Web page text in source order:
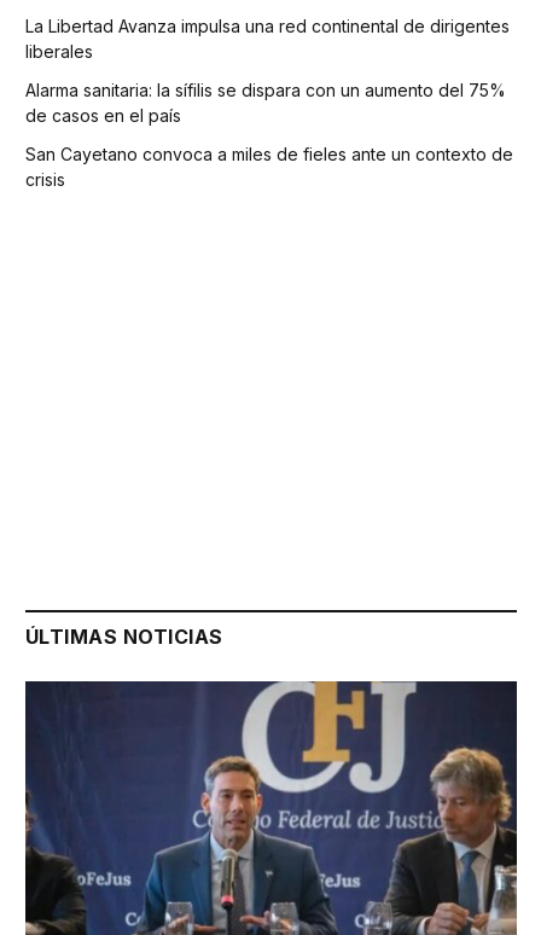
La Libertad Avanza impulsa una red continental de dirigentes
liberales
Alarma sanitaria: la sífilis se dispara con un aumento del 75%
de casos en el país
San Cayetano convoca a miles de fieles ante un contexto de
crisis
ÚLTIMAS NOTICIAS